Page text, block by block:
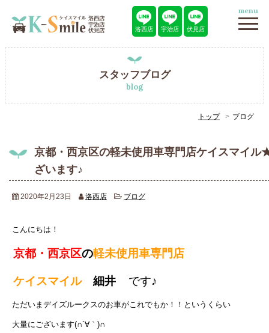
洛西店 宇治店 伏見店
menu
スタッフブログ
blog
トップ ブログ
京都・西京区の軽未使用車専門店ケイスマイ
ざいます♪
2020年2月23日 洛西店 ブログ
こんにちは！
京都・西京区の軽未使用車専門店
ケイスマイル細井 です♪
ただいまデイズルークスのお車がこれでもか！！というくらい
大量にございます(∩´∀｀)∩